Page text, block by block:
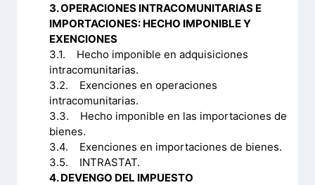
3. OPERACIONES INTRACOMUNITARIAS E
IMPORTACIONES: HECHO IMPONIBLE Y
EXENCIONES
3.1. Hecho imponible en adquisiciones
intracomunitarias.
3.2. Exenciones en operaciones
intracomunitarias.
3.3. Hecho imponible en las importaciones de
bienes.
3.4. Exenciones en importaciones de bienes.
3.5. INTRASTAT.
4. DEVENGO DEL IMPUESTO